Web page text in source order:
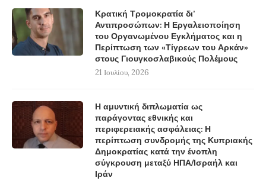
Κρατική Τρομοκρατία δι’
Αντιπροσώπων: Η Εργαλειοποίηση
του Οργανωμένου Εγκλήματος και η
Περίπτωση των «Τίγρεων του Αρκάν»
στους Γιουγκοσλαβικούς Πολέμους
21 Ιουλίου, 2026
Η αμυντική διπλωματία ως
παράγοντας εθνικής και
περιφερειακής ασφάλειας: Η
περίπτωση συνδρομής της Κυπριακής
Δημοκρατίας κατά την ένοπλη
σύγκρουση μεταξύ ΗΠΑ/Ισραήλ και
Ιράν